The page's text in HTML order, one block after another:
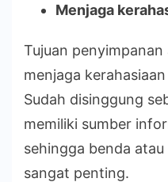
Menjaga
Tujuan
menjaga
Sudah disinggung
memiliki sumber
sehingga benda
sangat penting.